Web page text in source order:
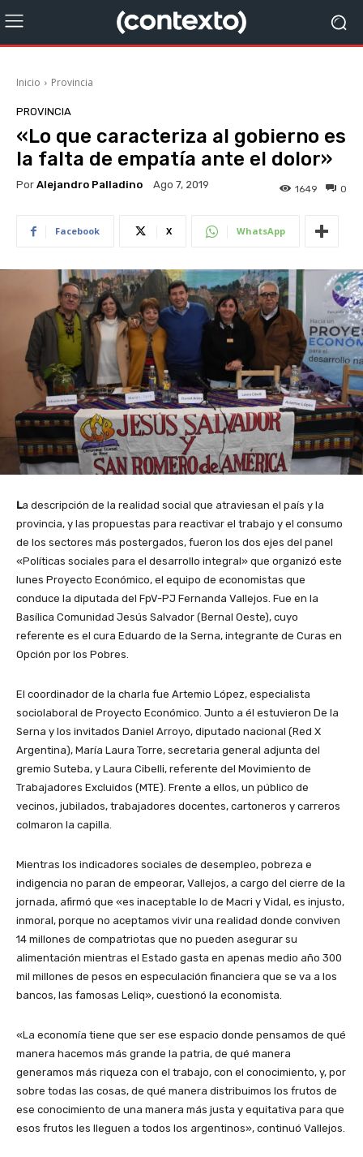
Inicio Provincia
PROVINCIA
«Lo que caracteriza al gobierno es
la falta de empatía ante el dolor»
Por Alejandro Palladino Ago 7, 2019 0
1649
Facebook X WhatsApp
La descripción de la realidad social que atraviesan el país y la
provincia, y las propuestas para reactivar el trabajo y el consumo
de los sectores más postergados, fueron los dos ejes del panel
«Políticas sociales para el desarrollo integral» que organizó este
lunes Proyecto Económico, el equipo de economistas que
conduce la diputada del FpV-PJ Fernanda Vallejos. Fue en la
Basílica Comunidad Jesús Salvador (Bernal Oeste), cuyo
referente es el cura Eduardo de la Serna, integrante de Curas en
Opción por los Pobres.
El coordinador de la charla fue Artemio López, especialista
sociolaboral de Proyecto Económico. Junto a él estuvieron De la
Serna y los invitados Daniel Arroyo, diputado nacional (Red X
Argentina), María Laura Torre, secretaria general adjunta del
gremio Suteba, y Laura Cibelli, referente del Movimiento de
Trabajadores Excluidos (MTE). Frente a ellos, un público de
vecinos, jubilados, trabajadores docentes, cartoneros y carreros
colmaron la capilla.
Mientras los indicadores sociales de desempleo, pobreza e
indigencia no paran de empeorar, Vallejos, a cargo del cierre de la
jornada, afirmó que «es inaceptable lo de Macri y Vidal, es injusto,
inmoral, porque no aceptamos vivir una realidad donde conviven
14 millones de compatriotas que no pueden asegurar su
alimentación mientras el Estado gasta en apenas medio año 300
mil millones de pesos en especulación financiera que se va a los
bancos, las famosas Leliq», cuestionó la economista.
«La economía tiene que ser ese espacio donde pensamos de qué
manera hacemos más grande la patria, de qué manera
generamos más riqueza con el trabajo, con el conocimiento, y, por
sobre todas las cosas, de qué manera distribuimos los frutos de
ese conocimiento de una manera más justa y equitativa para que
esos frutos les lleguen a todos los argentinos», continuó Vallejos.